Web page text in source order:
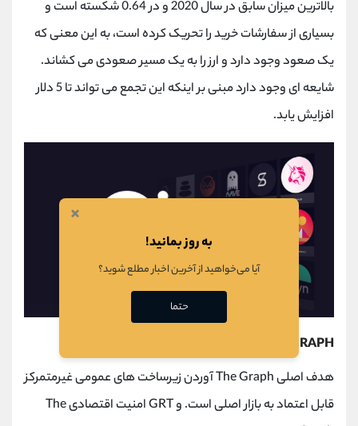
بالاترین میزان سابق در سال 2020 و در 0.64 شکسته است و
بسیاری از سفارشات خرید را تحریک کرده است، به این معنی که
یک صعود وجود دارد و ارز را به یک مسیر صعودی می کشاند.
شایعه ای وجود دارد مبنی بر اینکه این تجمع می تواند تا 5 دلار
افزایش یابد.
THE GRAPH چگونه منحصر به فرد است؟
هدف اصلی The Graph آوردن زیرساخت های عمومی غیرمتمرکز
قابل اعتماد به بازار اصلی است. و GRT امنیت اقتصادی The
×
به روز بمانید!
آیا می‌خواهید از آخرین اخبار مطلع شوید؟
حتما